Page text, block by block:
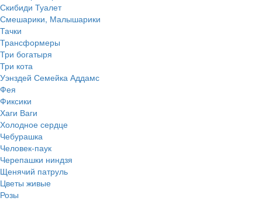
Скибиди Туалет
Смешарики, Малышарики
Тачки
Трансформеры
Три богатыря
Три кота
Уэнздей Семейка Аддамс
Фея
Фиксики
Хаги Ваги
Холодное сердце
Чебурашка
Человек-паук
Черепашки ниндзя
Щенячий патруль
Цветы живые
Розы